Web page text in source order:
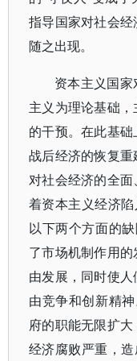
指导国家对社会
随之出现。
资本主义国
主义为理论基础
的干预。在此基
战后经济的恢复
对社会经济的全
着资本主义经济
以下两个方面的
了市场机制作用
由发展，同时使
由竞争和创新精
府的职能无限扩大
经济腐败严重，